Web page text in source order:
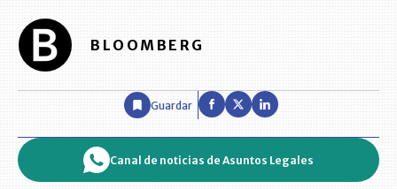
BLOOMBERG
Guardar
Canal de noticias de Asuntos Legales